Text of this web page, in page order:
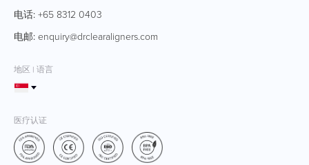
电话: +65 8312 0403
电邮: enquiry@drclearaligners.com
地区 | 语言
医疗认证